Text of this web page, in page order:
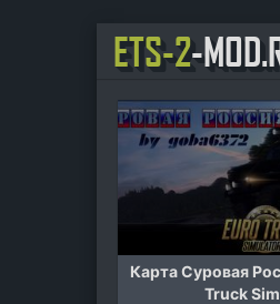
ETS-2-
Карта
Euro